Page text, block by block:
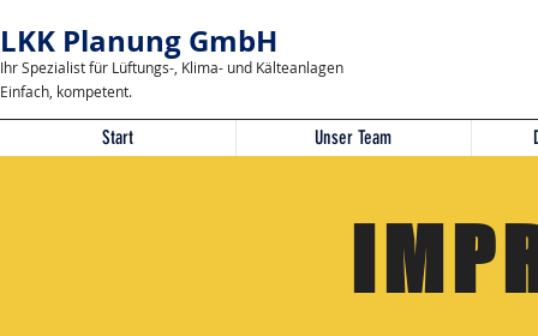
LKK Planung GmbH
Ihr Spezialist für Lüftungs-, Klima- und Kälteanlagen
Einfach, kompetent.
Start Unser Team